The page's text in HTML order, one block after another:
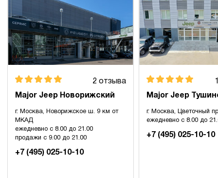
2 отзыва
Major Jeep Новорижский
г. Москва, Новорижское ш. 9 км от
МКАД
ежедневно с 8.00 до 21.00
продажи с 9.00 до 21.00
+7 (495) 025-10-10
Major Jeep
г. Москва, Цветочный
ежедневно с 8.00 до
+7 (495) 025-10-10